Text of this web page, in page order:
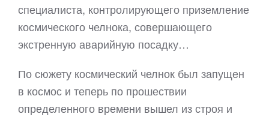
специалиста, контролирующего приземление
космического челнока, совершающего
экстренную аварийную посадку…
По сюжету космический челнок был запущен
в космос и теперь по прошествии
определенного времени вышел из строя и